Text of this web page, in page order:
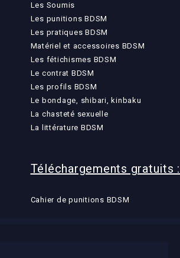
Les Soumis
Les punitions BDSM
Les pratiques BDSM
Matériel et accessoires BDSM
Les fétichismes BDSM
Le contrat BDSM
Les profils BDSM
Le bondage, shibari, kinbaku
La chasteté sexuelle
La littérature BDSM
Téléchargements gratuits :
Cahier de punitions BDSM